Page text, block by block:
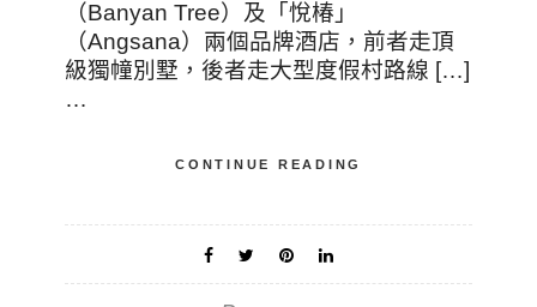
（Banyan Tree）及「悅椿」
（Angsana）兩個品牌酒店，前者走頂
級獨幢別墅，後者走大型度假村路線 […]
…
CONTINUE READING